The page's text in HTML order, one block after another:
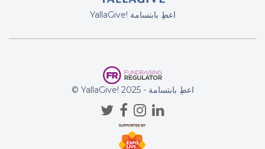
Anonymous
Anonymous
YallaGive! اعطِ بابتسامة
© YallaGive! اعطِ بابتسامة - 2025